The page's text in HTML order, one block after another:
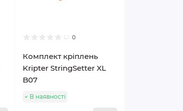
0
Комплект кріплень
Kripter StringSetter XL
B07
В наявності